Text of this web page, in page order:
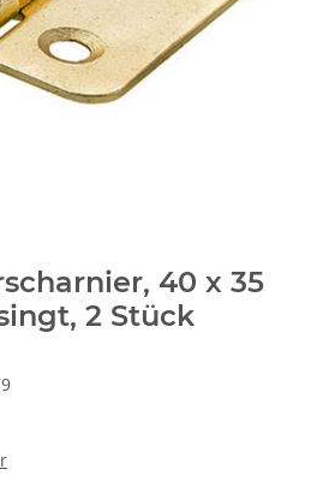
40 x 35
2 Stück